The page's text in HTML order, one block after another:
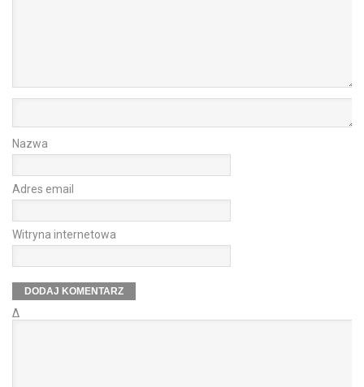
Nazwa
Adres email
Witryna internetowa
Δ